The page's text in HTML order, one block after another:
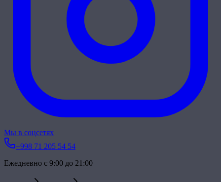
Мы в соцсетях
+998 71 205 54 54
Ежедневно с 9:00 до 21:00